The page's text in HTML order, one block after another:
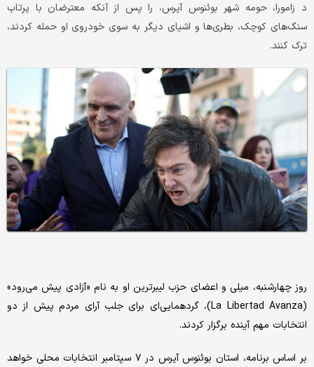
د زامورا، حومه شهر بوئنوس آیرس، را پس از آنکه معترضان با پرتاب
سنگ‌های کوچک، بطری‌ها و اشیای دیگر به سوی خودروی او حمله کردند،
ترک کنند.
روز چهارشنبه، میلی و اعضای حزب لیبرترین او به نام «آزادی پیش می‌رود»
(La Libertad Avanza)، گردهمایی‌ای برای جلب آرای مردم پیش از دو
انتخابات مهم آینده برگزار کردند.
بر اساس برنامه، استان بوئنوس آیرس در ۷ سپتامبر انتخابات محلی خواهد